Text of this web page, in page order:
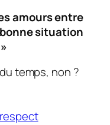
amours entre
situation
temps, non ?
respect